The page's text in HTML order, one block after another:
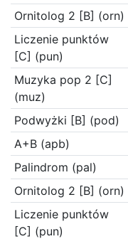
Ornitolog 2 [B] (orn)
Liczenie punktów
[C] (pun)
Muzyka pop 2 [C]
(muz)
Podwyżki [B] (pod)
A+B (apb)
Palindrom (pal)
Ornitolog 2 [B] (orn)
Liczenie punktów
[C] (pun)